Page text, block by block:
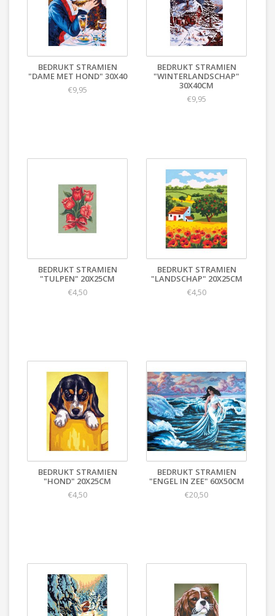
BEDRUKT STRAMIEN
"DAME MET HOND" 30X40
€9,95
BEDRUKT STRAMIEN
"WINTERLANDSCHAP"
30X40CM
€9,95
BEDRUKT STRAMIEN
"TULPEN" 20X25CM
€4,50
BEDRUKT STRAMIEN
"LANDSCHAP" 20X25CM
€4,50
BEDRUKT STRAMIEN
"HOND" 20X25CM
€4,50
BEDRUKT STRAMIEN
"ENGEL IN ZEE" 60X50CM
€20,50